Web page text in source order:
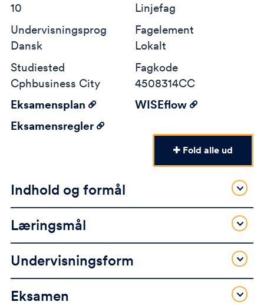
10
Linjefag
Undervisningsprog
Dansk
Fagelement
Lokalt
Studiested
Cphbusiness City
Fagkode
4508314CC
Eksamensplan
WISEflow
Eksamensregler
Fold alle ud
Indhold og formål
Læringsmål
Undervisningsform
Eksamen